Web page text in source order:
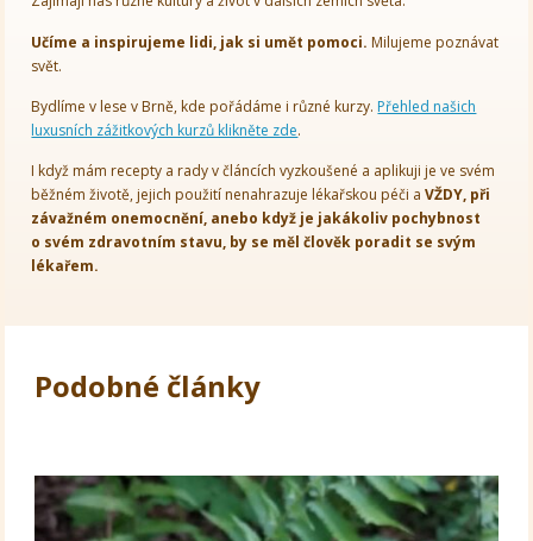
Učíme a inspirujeme lidi, jak si umět pomoci. Milujeme poznávat
svět.
Bydlíme v lese v Brně, kde pořádáme i různé kurzy. Přehled našich
luxusních zážitkových kurzů klikněte zde.
I když mám recepty a rady v článcích vyzkoušené a aplikuji je ve svém
běžném životě, jejich použití nenahrazuje lékařskou péči aVŽDY, při
závažném onemocnění, anebo když je jakákoliv pochybnost
o svém zdravotním stavu, by se měl člověk poradit se svým
lékařem.
Podobné články